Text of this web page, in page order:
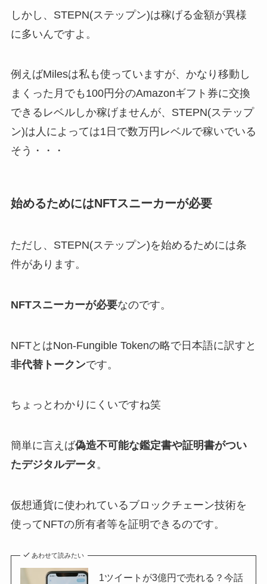
しかし、STEPN(ステップン)は稼げる金額が異様
に多いんですよ。
例えばMilesは私も使っていますが、かなり移動し
まくった月でも100円分のAmazonギフト券に交換
できるレベルしか稼げませんが、STEPN(ステップ
ン)は人によっては1日で数万円レベルで稼いでいる
そう・・・
始めるためにはNFTスニーカーが必要
ただし、STEPN(ステップン)を始めるためには条
件があります。
NFTスニーカーが必要なのです。
NFTとはNon-Fungible Tokenの略で日本語に訳すと
非代替トークンです。
ちょっとわかりにくいですね笑
簡単に言えば偽造不可能な鑑定書や証明書がつい
たデジタルデータ。
仮想通貨に使われているブロックチェーン技術を
使ってNFTの所有者等を証明できるのです。
あわせて読みたい
1ツイートが3億円で売れる？今話